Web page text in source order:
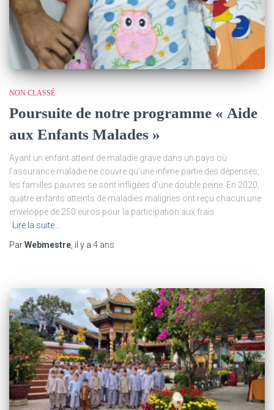
NON CLASSÉ
Poursuite de notre programme « Aide
aux Enfants Malades »
Ayant un enfant atteint de maladie grave dans un pays où
l’assurance maladie ne couvre qu’une infime partie des dépenses,
les familles pauvres se sont infligées d’une double peine. En 2020,
quatre enfants atteints de maladies malignes ont reçu chacun une
enveloppe de 250 euros pour la participation aux frais
Lire la suite…
ParWebmestre, il y a 4 ans